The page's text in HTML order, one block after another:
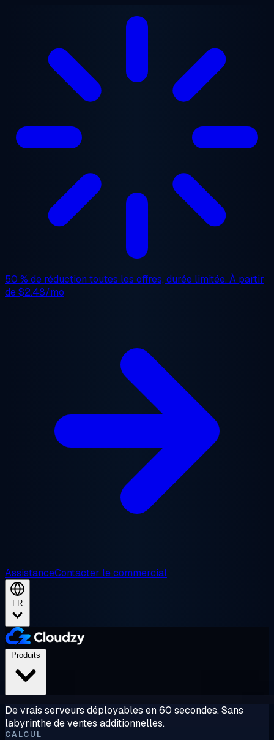
50 % de réduction toutes les offres, durée limitée. À partir
de$2.48/mo
AssistanceContacter le commercial
FR
De vrais serveurs déployables en 60 secondes. Sans
labyrinthe de ventes additionnelles.
CALCUL